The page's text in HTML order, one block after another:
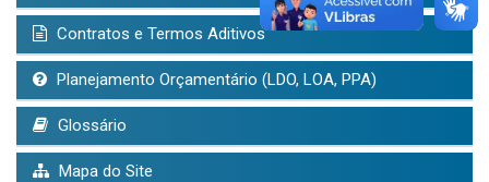
Contratos e Termos Aditivos
Planejamento Orçamentário (LDO, LOA, PPA)
Glossário
Mapa do Site